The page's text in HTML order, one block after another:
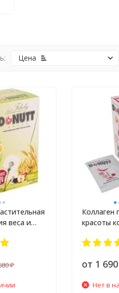
Цена
веса и
₽
Коллаген
красоты
от 1 690
Нет в